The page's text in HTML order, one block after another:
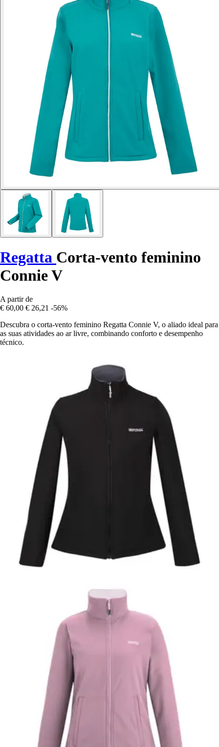
Regatta Corta-vento feminino
Connie V
A partir de
€ 60,00 € 26,21 -56%
Descubra o corta-vento feminino Regatta Connie V, o aliado ideal para
as suas atividades ao ar livre, combinando conforto e desempenho
técnico.